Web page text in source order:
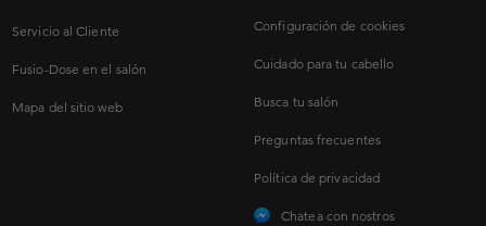
Servicio al Cliente
Fusio-Dose en el salón
Mapa del sitio web
Configuración de cookies
Cuidado para tu cabello
Busca tu salón
Preguntas frecuentes
Política de privacidad
Chatea con nostros